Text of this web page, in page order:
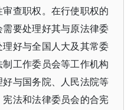
查职权。在行使职权的
要处理好其与原法律委
好与全国人大及其常委
工作委员会等工作机构
与国务院、人民法院等
法和法律委员会的合宪